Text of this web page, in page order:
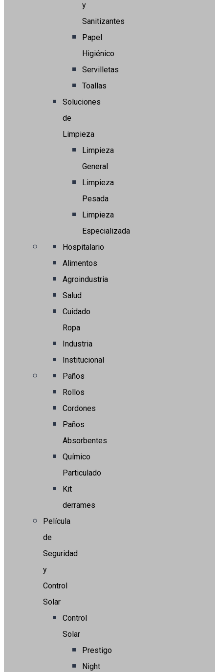
y
Sanitizantes
Papel
Higiénico
Servilletas
Toallas
Soluciones
de
Limpieza
Limpieza
General
Limpieza
Pesada
Limpieza
Especializada
Hospitalario
Alimentos
Agroindustria
Salud
Cuidado
Ropa
Industria
Institucional
Paños
Rollos
Cordones
Paños
Absorbentes
Químico
Particulado
Kit
derrames
Película
de
Seguridad
y
Control
Solar
Control
Solar
Prestigo
Night